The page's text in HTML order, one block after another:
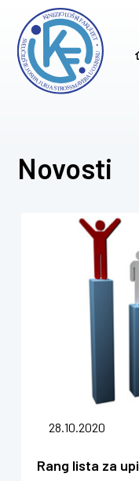
Novosti
28.10.2020
Rang lista za